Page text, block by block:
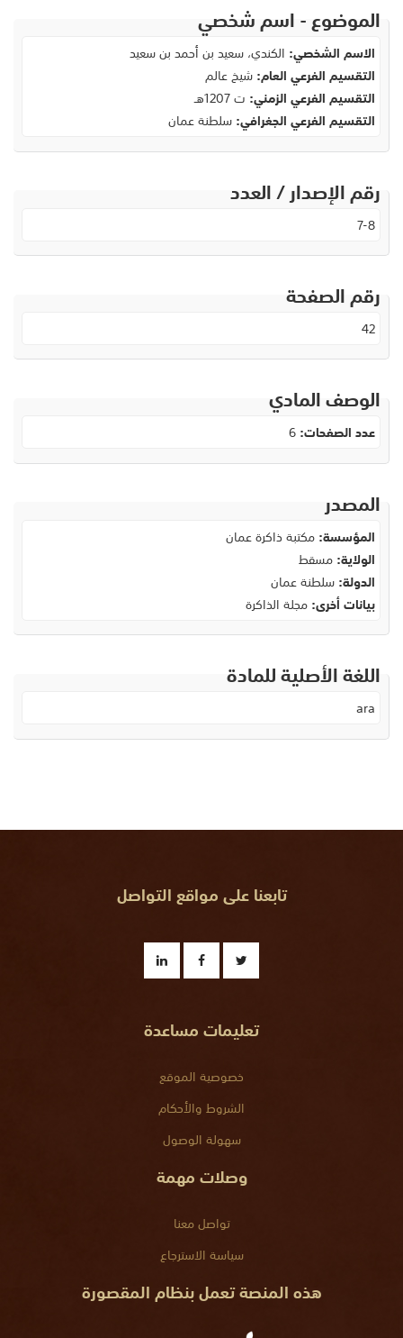
الموضوع - اسم شخصي
الاسم الشخصي: الكندي، سعيد بن أحمد بن سعيد
التقسيم الفرعي العام:شيخ عالم
التقسيم الفرعي الزمني: ت 1207هـ
التقسيم الفرعي الجغرافي:سلطنة عمان
رقم الإصدار / العدد
7-8
رقم الصفحة
42
الوصف المادي
عدد الصفحات:6
المصدر
المؤسسة:مكتبة ذاكرة عمان
الولاية:مسقط
الدولة:سلطنة عمان
بيانات أخرى:مجلة الذاكرة
اللغة الأصلية للمادة
ara
تابعنا على مواقع التواصل
تعليمات مساعدة
خصوصية الموقع
الشروط والأحكام
سهولة الوصول
وصلات مهمة
تواصل معنا
سياسة الاسترجاع
هذه المنصة تعمل بنظام المقصورة